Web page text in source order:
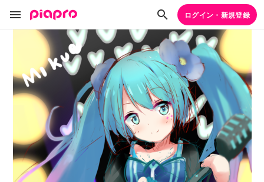
ログイン・新規登録